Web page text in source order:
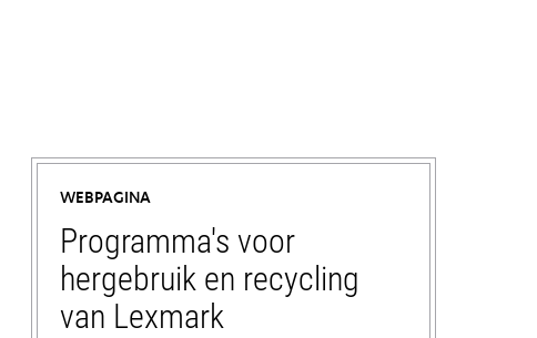
WEBPAGINA
Programma's voor
hergebruik en recycling
van Lexmark